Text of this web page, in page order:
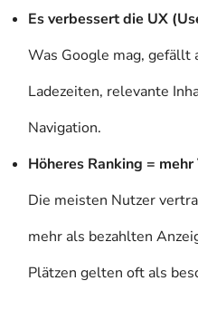
Es verbessert die UX
Was Google mag, gefällt
Ladezeiten, relevante
Navigation.
Höheres Ranking =
Die meisten Nutzer
mehr als bezahlten
Plätzen gelten oft als